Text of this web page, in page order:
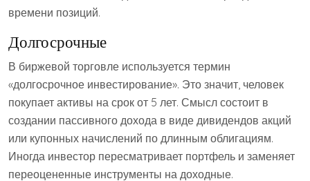
времени позиций.
Долгосрочные
В биржевой торговле используется термин
«долгосрочное инвестирование». Это значит, человек
покупает активы на срок от 5 лет. Смысл состоит в
создании пассивного дохода в виде дивидендов акций
или купонных начислений по длинным облигациям.
Иногда инвестор пересматривает портфель и заменяет
переоцененные инструменты на доходные.